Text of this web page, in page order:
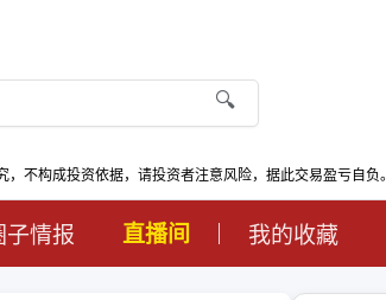
🔍
不构成投资依据，请投资者注意风险，据此交易盈亏自负。
子情报 直播间 我的收藏